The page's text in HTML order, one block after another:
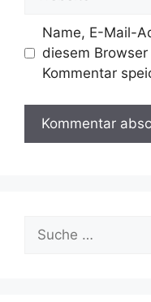
Name, E-Mail-
diesem
Kommentar
nach: